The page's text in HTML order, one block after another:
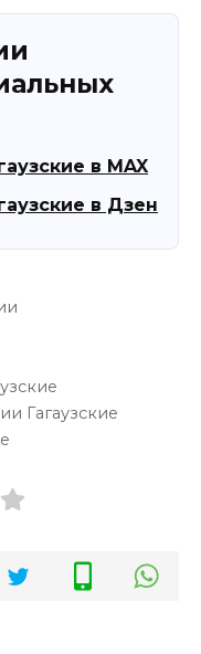
в MAX
в Дзен
Гагаузские